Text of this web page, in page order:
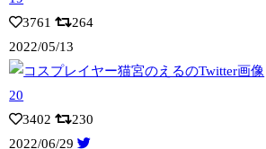
3761
264
2022/05/13
3402
230
2022/06/29